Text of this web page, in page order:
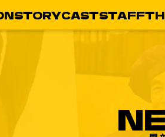
STORYCASTSTAFF